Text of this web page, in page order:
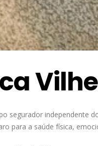
segurador independente
para a saúde física,